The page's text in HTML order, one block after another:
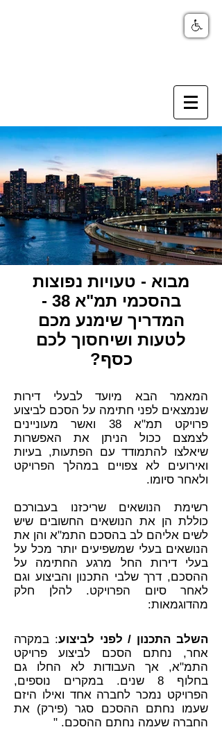
מבוא - טעויות נפוצות
בהסכמי תמ"א 38 -
המדריך שימנע מכם
לטעות ושיחסוך לכם
כסף?
המאמר הבא מיועד לבעלי דירות
שנמצאים לפני חתימה על הסכם לביצוע
פרויקט תמ"א 38 ואשר מעוניינים
לצמצם ככול הניתן את האפשרות
שיאלצו להתמודד עם הפתעות, בעיות
ואירועים לא צפויים במהלך הפרויקט
ולאחר סיומו.
רשימת הנושאים שריכזנו בעבורכם
כוללת הן את הנושאים החשובים שיש
לשים אליהם לב בהסכם התמ"א והן את
הנושאים בעלי שמשפיעים יותר מכל על
בעלי דירות החל מרגע החתימה על
ההסכם, דרך שלבי התכנון והביצוע וגם
לאחר סיום הפרויקט. להלן חלק
מהדוגמאות:
השלב התכנון / לפני לביצוע: במקרה
אחר, נחתם הסכם לביצוע פרויקט
התמ"א, אך העבודות לא החלו גם
בחלוף 8 שנים. במקרים נוספים,
הפרויקט נמכר לחברה אחד ואילו היזם
שעמו נחתם ההסכם סגר (פירק) את
החברה שעמה נחתם ההסכם. "